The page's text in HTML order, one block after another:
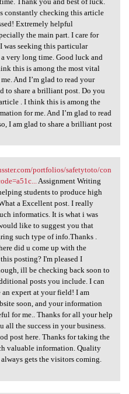
constantly checking this article
Extremely helpful
the main part. I care for
was seeking this particular
very long time. Good luck and
this is among the most vital
And I’m glad to read your
to share a brilliant post. Do you
. I think this is among the
for me. And I’m glad to read
I am glad to share a brilliant post
portfolios/safetytoto/con
Assignment Writing
students to produce high
a Excellent post. I really
informatics. It is what i was
like to suggest you that
such type of info.Thanks .
did u come up with the
posting? I'm pleased I
ill be checking back soon to
posts you include. I can
an expert at your field! I am
soon, and your information
for me.. Thanks for all your help
all the success in your business.
post here. Thanks for taking the
valuable information. Quality
gets the visitors coming.